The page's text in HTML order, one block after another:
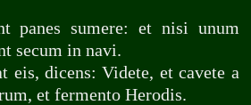
panes sumere: et nisi unum
secum in navi.
eis, dicens: Videte, et cavete a
et fermento Herodis.